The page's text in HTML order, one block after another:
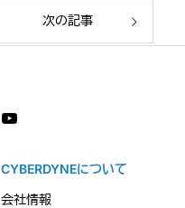
次の記事
CYBERDYNEについて
会社情報